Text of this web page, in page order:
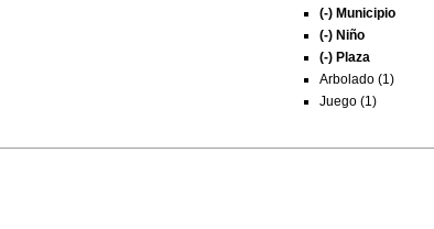
(-) Municipio
(-) Niño
(-) Plaza
Arbolado (1)
Juego (1)